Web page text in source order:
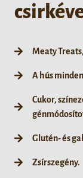
Meaty
A hús
Cukor,
Glutén- és
Zsírszegény.